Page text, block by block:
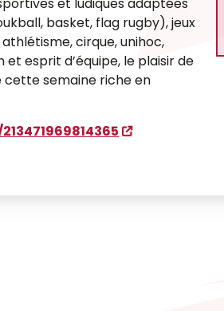
basket, flag rugby), jeux
cirque, unihoc,
esprit d’équipe, le plaisir de
semaine riche en